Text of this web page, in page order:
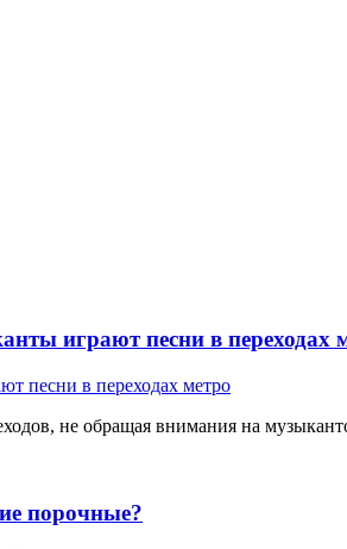
играют песни в переходах
не обращая внимания на
порочные?